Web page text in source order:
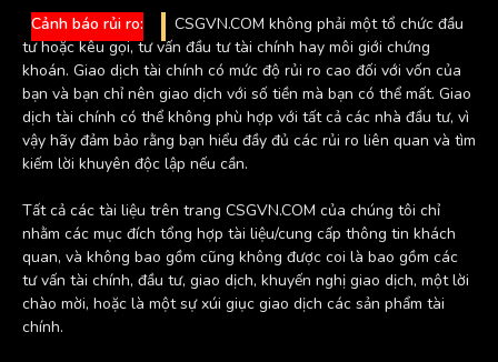
Cảnh báo rủi ro:
CSGVN.COM không phải một tổ chức đầu
tư hoặc kêu gọi, tư vấn đầu tư tài chính hay môi giới chứng
khoán. Giao dịch tài chính có mức độ rủi ro cao đối với vốn của
bạn và bạn chỉ nên giao dịch với số tiền mà bạn có thể mất. Giao
dịch tài chính có thể không phù hợp với tất cả các nhà đầu tư, vì
vậy hãy đảm bảo rằng bạn hiểu đầy đủ các rủi ro liên quan và tìm
kiếm lời khuyên độc lập nếu cần.
Tất cả các tài liệu trên trang CSGVN.COM của chúng tôi chỉ
nhằm các mục đích tổng hợp tài liệu/cung cấp thông tin khách
quan, và không bao gồm cũng không được coi là bao gồm các
tư vấn tài chính, đầu tư, giao dịch, khuyến nghị giao dịch, một lời
chào mời, hoặc là một sự xúi giục giao dịch các sản phẩm tài
chính.